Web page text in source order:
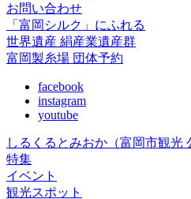
お問い合わせ
「富岡シルク」にふれる
世界遺産 絹産業遺産群
富岡製糸場 団体予約
facebook
instagram
youtube
しるくるとみおか （富岡市観光
特集
イベント
観光スポット